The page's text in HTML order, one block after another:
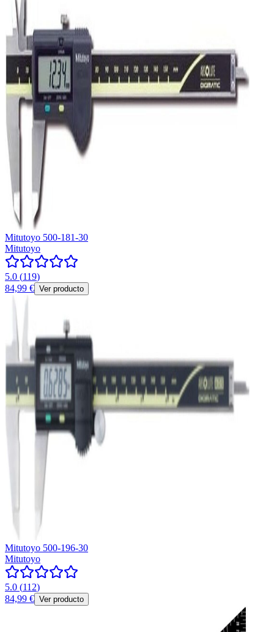
Mitutoyo 500-181-30
Mitutoyo
5.0 (119)
84,99 € Ver producto
Mitutoyo 500-196-30
Mitutoyo
5.0 (112)
84,99 € Ver producto